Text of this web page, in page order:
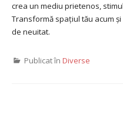
crea un mediu prietenos,
Transformă spațiul tău acum
de neuitat.
Publicat în Diverse